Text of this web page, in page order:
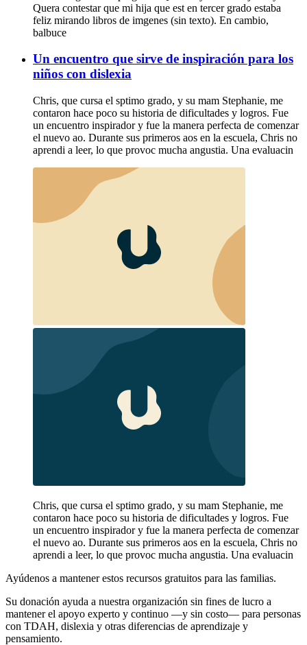
Quera contestar que mi hija que est en tercer grado estaba
feliz mirando libros de imgenes (sin texto). En cambio,
balbuce
Un encuentro que sirve de inspiración para los
niños con dislexia
Chris, que cursa el sptimo grado, y su mam Stephanie, me
contaron hace poco su historia de dificultades y logros. Fue
un encuentro inspirador y fue la manera perfecta de comenzar
el nuevo ao. Durante sus primeros aos en la escuela, Chris no
aprendi a leer, lo que provoc mucha angustia. Una evaluacin
Chris, que cursa el sptimo grado, y su mam Stephanie, me
contaron hace poco su historia de dificultades y logros. Fue
un encuentro inspirador y fue la manera perfecta de comenzar
el nuevo ao. Durante sus primeros aos en la escuela, Chris no
aprendi a leer, lo que provoc mucha angustia. Una evaluacin
Ayúdenos a mantener estos recursos gratuitos para las familias.
Su donación ayuda a nuestra organización sin fines de lucro a
mantener el apoyo experto y continuo —y sin costo— para personas
con TDAH, dislexia y otras diferencias de aprendizaje y
pensamiento.